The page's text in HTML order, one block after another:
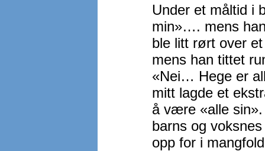
Under et måltid i
min»…. mens
ble litt rørt over
mens han tittet
«Nei… Hege er
mitt lagde et
å være «alle
barns og
opp for i